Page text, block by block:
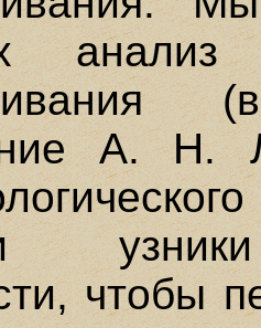
анализ
А. Н.
узники
чтобы